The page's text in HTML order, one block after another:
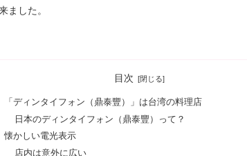
ました。
目次
「ディンタイフォン（鼎泰豐）」は台湾の料理店
日本のディンタイフォン（鼎泰豐）って？
懐かしい電光表示
店内は意外に広い